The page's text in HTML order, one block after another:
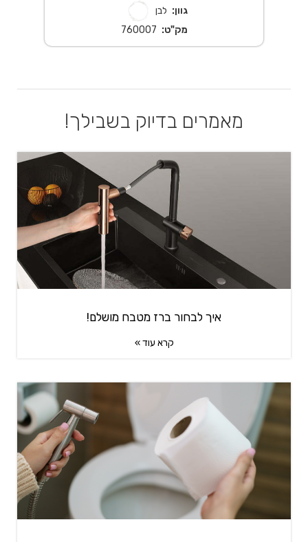
גוון: לבן
מק"ט: 760007
מאמרים בדיוק בשבילך!
איך לבחור ברז מטבח מושלם!
קרא עוד »